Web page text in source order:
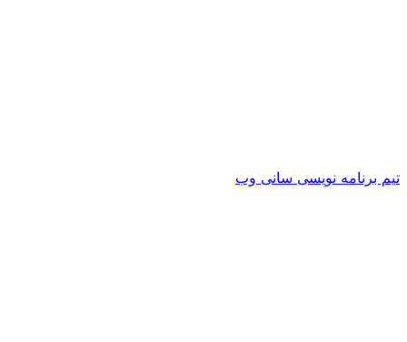
نویسی سانی وب